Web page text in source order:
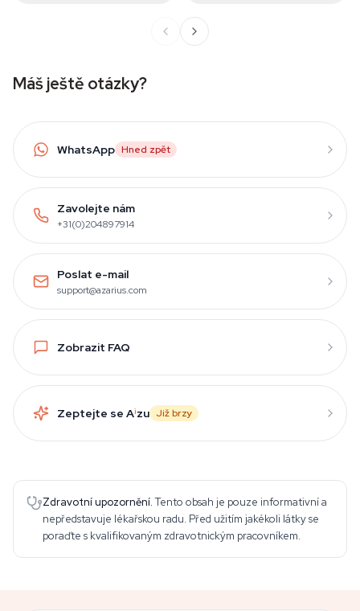
Máš ještě otázky?
WhatsApp Hned zpět
Zavolejte nám
+31(0)204897914
Poslat e-mail
support@azarius.com
Zobrazit FAQ
Zeptejte se Aizu Již brzy
Zdravotní upozornění. Tento obsah je pouze informativní a
nepředstavuje lékařskou radu. Před užitím jakékoli látky se
poraďte s kvalifikovaným zdravotnickým pracovníkem.